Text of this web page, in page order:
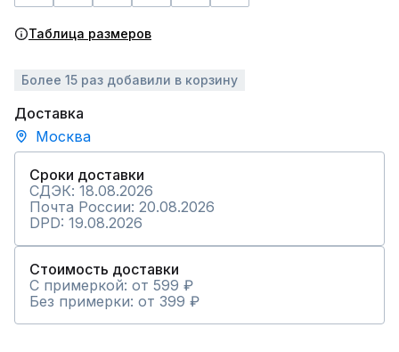
Таблица размеров
Более 15 раз добавили в корзину
Доставка
Москва
Сроки доставки
СДЭК: 18.08.2026
Почта России: 20.08.2026
DPD: 19.08.2026
Стоимость доставки
С примеркой: от 599 ₽
Без примерки: от 399 ₽